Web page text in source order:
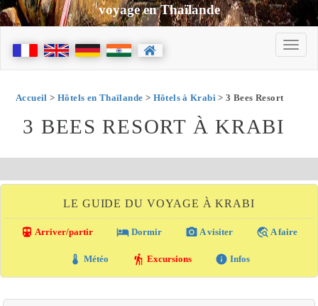
voyage en Thaïlande
Accueil > Hôtels en Thaïlande > Hôtels à Krabi > 3 Bees Resort
3 BEES RESORT À KRABI
LE GUIDE DU VOYAGE À KRABI
directions_transit Arriver/partir local_hotel Dormir photo_camera A visiter travel_explore A faire
thermostat Météo hiking Excursions info Infos